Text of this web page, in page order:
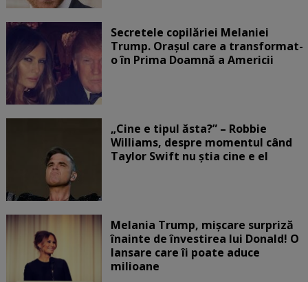
Secretele copilăriei Melaniei
Trump. Orașul care a transformat-
o în Prima Doamnă a Americii
„Cine e tipul ăsta?” – Robbie
Williams, despre momentul când
Taylor Swift nu știa cine e el
Melania Trump, mișcare surpriză
înainte de învestirea lui Donald! O
lansare care îi poate aduce
milioane